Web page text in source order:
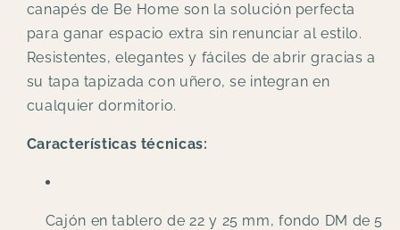
canapés de Be Home son la solución perfecta
para ganar espacio extra sin renunciar al estilo.
Resistentes, elegantes y fáciles de abrir gracias a
su tapa tapizada con uñero, se integran en
cualquier dormitorio.
Características técnicas:
Cajón en tablero de 22 y 25 mm, fondo DM de 5